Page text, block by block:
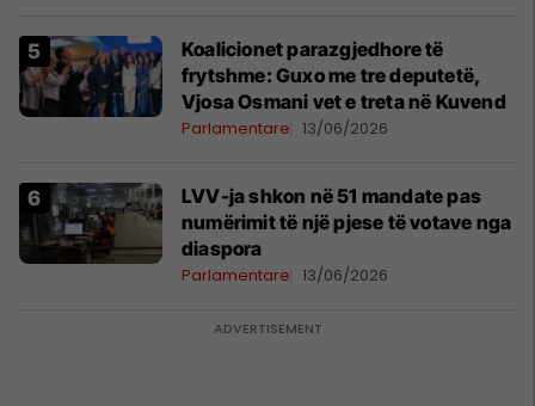
Koalicionet parazgjedhore të
frytshme: Guxo me tre deputetë,
Vjosa Osmani vet e treta në Kuvend
Parlamentare 13/06/2026
LVV-ja shkon në 51 mandate pas
numërimit të një pjese të votave nga
diaspora
Parlamentare 13/06/2026